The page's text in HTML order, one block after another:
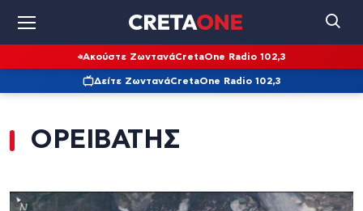
Ακούστε ΖωντανάCretaOne Radio 102,3
Δείτε ΖωντανάCretaOne Radio 102,3
ΟΡΕΙΒΑΤΗΣ